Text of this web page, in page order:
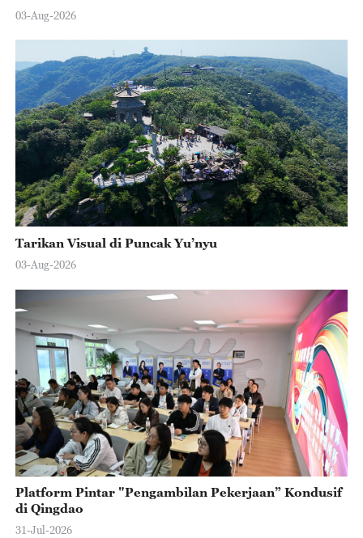
03-Aug-2026
Tarikan Visual di Puncak Yu’nyu
03-Aug-2026
Platform Pintar "Pengambilan Pekerjaan” Kondusif
di Qingdao
31-Jul-2026